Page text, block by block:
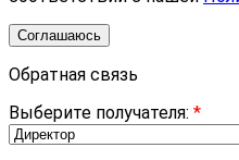
Соглашаюсь
Обратная связь
Выберите получателя: *